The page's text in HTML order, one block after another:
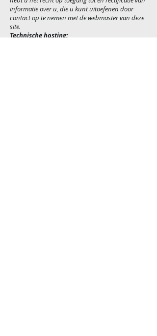
informatie over u, die u kunt uitoefenen door
contact op te nemen met de webmaster van deze
site.
Technische hosting: